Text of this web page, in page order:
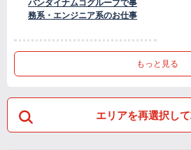
バンダイナムコグループで事
務系・エンジニア系のお仕事
もっと見る
エリアを再選択し